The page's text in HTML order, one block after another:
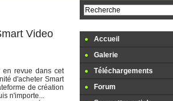
Video
en revue dans cet
d'acheter Smart
de création
n'importe...
Accueil
Galerie
Téléchargements
Forum